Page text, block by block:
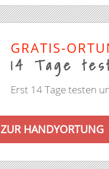
GRATIS-
14 Tage
Erst 14 Tage testen
ZUR HANDYORTUNG